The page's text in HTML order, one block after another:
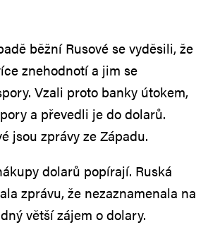
běžní Rusové se vyděsili, že
znehodnotí a jim se
Vzali proto banky útokem,
a převedli je do dolarů.
jsou zprávy ze Západu.
dolarů popírají. Ruská
zprávu, že nezaznamenala na
větší zájem o dolary.